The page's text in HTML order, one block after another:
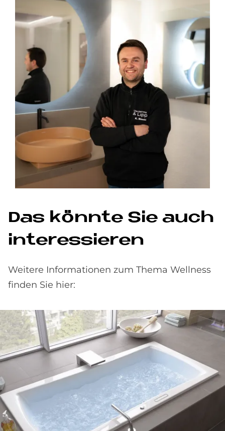
Das könnte Sie auch
interessieren
Weitere Informationen zum Thema Wellness
finden Sie hier: